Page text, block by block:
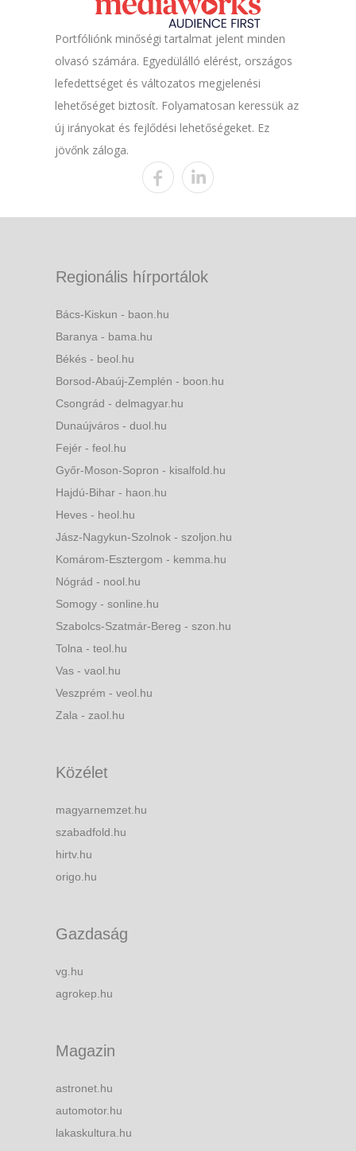
Portfóliónk minőségi tartalmat jelent minden
olvasó számára. Egyedülálló elérést, országos
lefedettséget és változatos megjelenési
lehetőséget biztosít. Folyamatosan keressük az
új irányokat és fejlődési lehetőségeket. Ez
jövőnk záloga.
Regionális hírportálok
Bács-Kiskun - baon.hu
Baranya - bama.hu
Békés - beol.hu
Borsod-Abaúj-Zemplén - boon.hu
Csongrád - delmagyar.hu
Dunaújváros - duol.hu
Fejér - feol.hu
Győr-Moson-Sopron - kisalfold.hu
Hajdú-Bihar - haon.hu
Heves - heol.hu
Jász-Nagykun-Szolnok - szoljon.hu
Komárom-Esztergom - kemma.hu
Nógrád - nool.hu
Somogy - sonline.hu
Szabolcs-Szatmár-Bereg - szon.hu
Tolna - teol.hu
Vas - vaol.hu
Veszprém - veol.hu
Zala - zaol.hu
Közélet
magyarnemzet.hu
szabadfold.hu
hirtv.hu
origo.hu
Gazdaság
vg.hu
agrokep.hu
Magazin
astronet.hu
automotor.hu
lakaskultura.hu